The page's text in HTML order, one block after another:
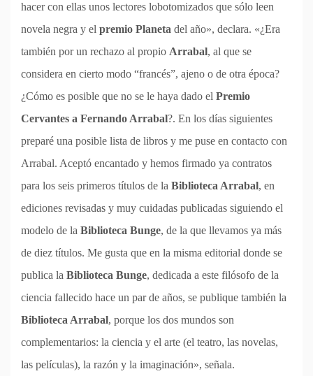
hacer con ellas unos lectores lobotomizados que sólo leen
novela negra y el premio Planeta del año», declara. «¿Era
también por un rechazo al propio Arrabal, al que se
considera en cierto modo “francés”, ajeno o de otra época?
¿Cómo es posible que no se le haya dado el Premio
Cervantes a Fernando Arrabal?. En los días siguientes
preparé una posible lista de libros y me puse en contacto con
Arrabal. Aceptó encantado y hemos firmado ya contratos
para los seis primeros títulos de la Biblioteca Arrabal, en
ediciones revisadas y muy cuidadas publicadas siguiendo el
modelo de la Biblioteca Bunge, de la que llevamos ya más
de diez títulos. Me gusta que en la misma editorial donde se
publica la Biblioteca Bunge, dedicada a este filósofo de la
ciencia fallecido hace un par de años, se publique también la
Biblioteca Arrabal, porque los dos mundos son
complementarios: la ciencia y el arte (el teatro, las novelas,
las películas), la razón y la imaginación», señala.